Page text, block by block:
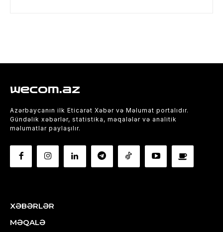
wecom.az
Azərbaycanın ilk Eticarət Xəbər və Məlumat portalıdır.
Gündəlik xəbərlər, statistika, məqalələr və analitik
məlumatlar paylaşılır.
XƏBƏRLƏR
MƏQALƏ